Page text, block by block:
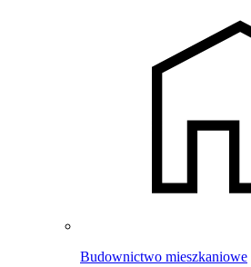
Budownictwo mieszkaniowe